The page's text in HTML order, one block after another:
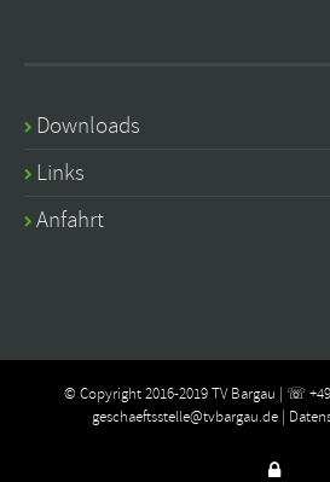
Downloads
Links
Anfahrt
© Copyright 2016-2019 TV Bargau | ☏
geschaeftsstelle@tvbargau.de |